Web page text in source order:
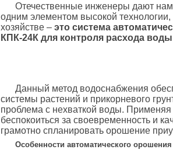
Отечественные инженеры дают нам
одним элементом высокой
хозяйстве –это система
КПК-24К для контроля расхода воды
Данный метод водоснабжения
системы растений и прикорневого
проблема с нехваткой воды.
беспокоиться за своевременность и
грамотно спланировать орошение
Особенности автоматического